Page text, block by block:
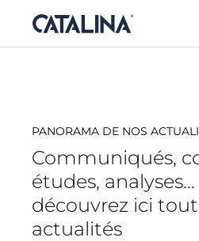
PANORAMA DE NOS
Communiqués,
études, analyses...
découvrez ici
actualités